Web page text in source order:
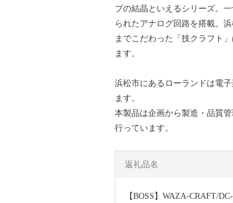
プの結晶といえるシリーズ。
られたアナログ回路を搭載。
までこだわった「技クラフト
ます。
浜松市にあるローランドは電
ます。
本製品は企画から製造・品質
行っています。
返礼品名
【BOSS】WAZA-CRAFT/